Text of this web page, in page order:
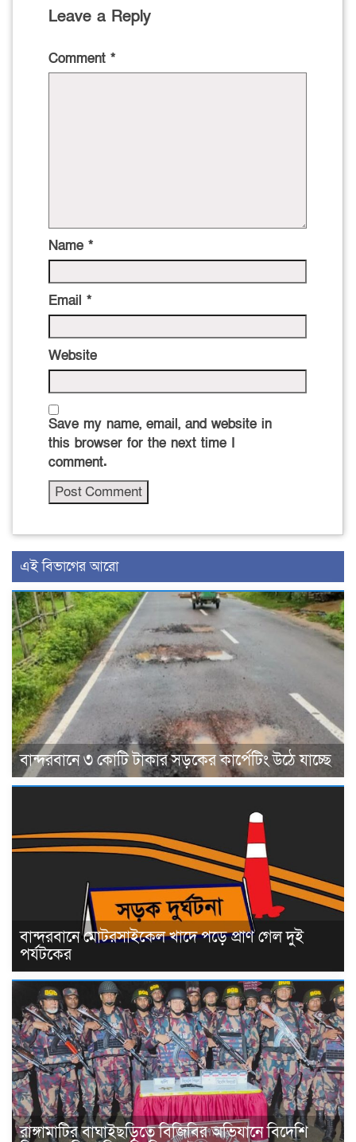
Leave a Reply
Comment *
Name *
Email *
Website
Save my name, email, and website in
this browser for the next time I
comment.
এই বিভাগের আরো
বান্দরবানে ৩ কোটি টাকার সড়কের কার্পেটিং উঠে যাচ্ছে
বান্দরবানে মোটরসাইকেল খাদে পড়ে প্রাণ গেল দুই
পর্যটকের
রাঙ্গামাটির বাঘাইছড়িতে বিজিবির অভিযানে বিদেশি